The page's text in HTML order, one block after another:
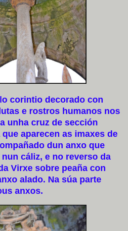
corintio decorado con
e rostros humanos nos
unha cruz de sección
aparecen as imaxes de
dun anxo que
cáliz, e no reverso da
Virxe sobre peaña con
alado. Na súa parte
anxos.